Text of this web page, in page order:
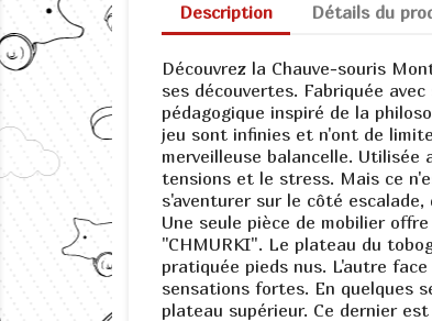
Description Détails du
Découvrez la Chauve-souris
ses découvertes. Fabriquée
pédagogique inspiré de la
jeu sont infinies et n'ont de
merveilleuse balancelle.
tensions et le stress. Mais ce
s'aventurer sur le côté
Une seule pièce de mobilier
"CHMURKI". Le plateau du
pratiquée pieds nus. L'autre
sensations fortes. En quelques
plateau supérieur. Ce dernier